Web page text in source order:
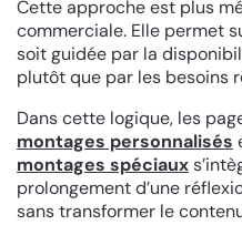
Cette approche est plus
commerciale. Elle permet
soit guidée par la
plutôt que par les besoins
Dans cette logique, les
montages personnalisés
montages spéciaux
prolongement d’une
sans transformer le